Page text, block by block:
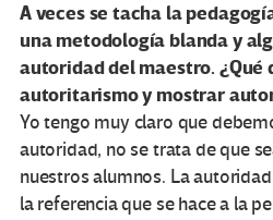
A veces se tacha la
una metodología blanda y
autoridad del maestro.
autoritarismo y mostrar
Yo tengo muy claro que
autoridad, no se trata de que
nuestros alumnos. La
la referencia que se hace a la